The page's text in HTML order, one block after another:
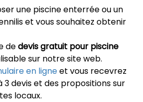
une piscine enterrée ou un
et vous souhaitez obtenir
dedevis gratuit pour piscine
sur notre site web.
en ligneet vous recevrez
3 devis et des propositions sur
locaux.